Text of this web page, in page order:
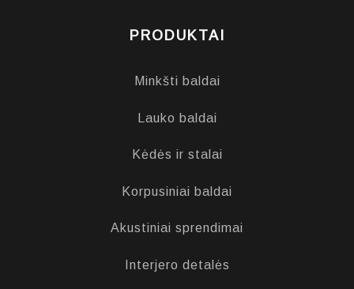
PRODUKTAI
Minkšti baldai
Lauko baldai
Kėdės ir stalai
Korpusiniai baldai
Akustiniai sprendimai
Interjero detalės